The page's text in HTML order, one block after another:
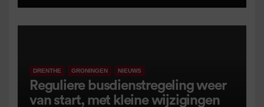
DRENTHE GRONINGEN NIEUWS
Reguliere busdienstregeling weer
van start, met kleine wijzigingen